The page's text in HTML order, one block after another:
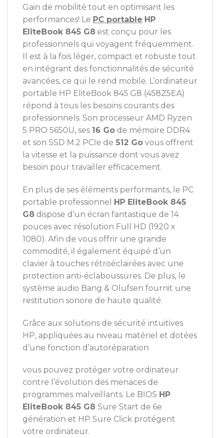
Gain de mobilité tout en optimisant les
performances! Le PC portable HP
EliteBook 845 G8 est conçu pour les
professionnels qui voyagent fréquemment.
Il est à la fois léger, compact et robuste tout
en intégrant des fonctionnalités de sécurité
avancées, ce qui le rend mobile. L’ordinateur
portable HP EliteBook 845 G8 (458Z5EA)
répond à tous les besoins courants des
professionnels. Son processeur AMD Ryzen
5 PRO 5650U, ses 16 Go de mémoire DDR4
et son SSD M.2 PCIe de 512 Go vous offrent
la vitesse et la puissance dont vous avez
besoin pour travailler efficacement.
En plus de ses éléments performants, le PC
portable professionnel HP EliteBook 845
G8 dispose d’un écran fantastique de 14
pouces avec résolution Full HD (1920 x
1080). Afin de vous offrir une grande
commodité, il également équipé d’un
clavier à touches rétroéclairées avec une
protection anti-éclaboussures. De plus, le
système audio Bang & Olufsen fournit une
restitution sonore de haute qualité.
Grâce aux solutions de sécurité intuitives
HP, appliquées au niveau matériel et dotées
d’une fonction d’autoréparation
vous pouvez protéger votre ordinateur
contre l’évolution des menaces de
programmes malveillants. Le BIOS HP
EliteBook 845 G8 Sure Start de 6e
génération et HP Sure Click protégent
votre ordinateur.